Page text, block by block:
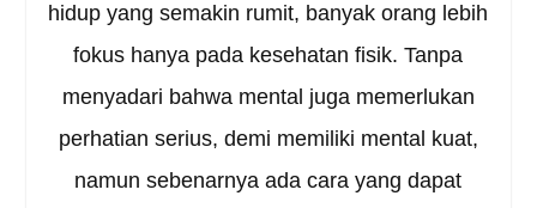
hidup yang semakin rumit, banyak orang lebih
fokus hanya pada kesehatan fisik. Tanpa
menyadari bahwa mental juga memerlukan
perhatian serius, demi memiliki mental kuat,
namun sebenarnya ada cara yang dapat